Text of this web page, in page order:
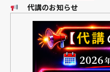
代講のお知らせ